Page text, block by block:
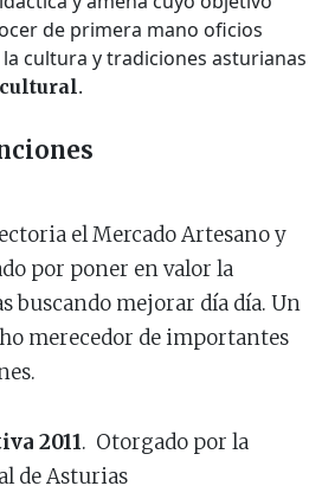
de primera mano oficios
cultura y tradiciones asturianas
.
el Mercado Artesano y
por poner en valor la
buscando mejorar día día. Un
merecedor de importantes
2011. Otorgado por la
de Asturias